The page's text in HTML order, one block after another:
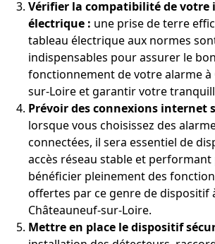
Vérifier la compatibilité de
électrique : une prise de terre
tableau électrique aux normes
indispensables pour assurer le bon
fonctionnement de votre alarme à
sur-Loire et garantir votre
Prévoir des connexions internet
lorsque vous choisissez des
connectées, il sera essentiel de
accès réseau stable et
bénéficier pleinement des
offertes par ce genre de dispositif
Châteauneuf-sur-Loire.
Mettre en place le dispositif